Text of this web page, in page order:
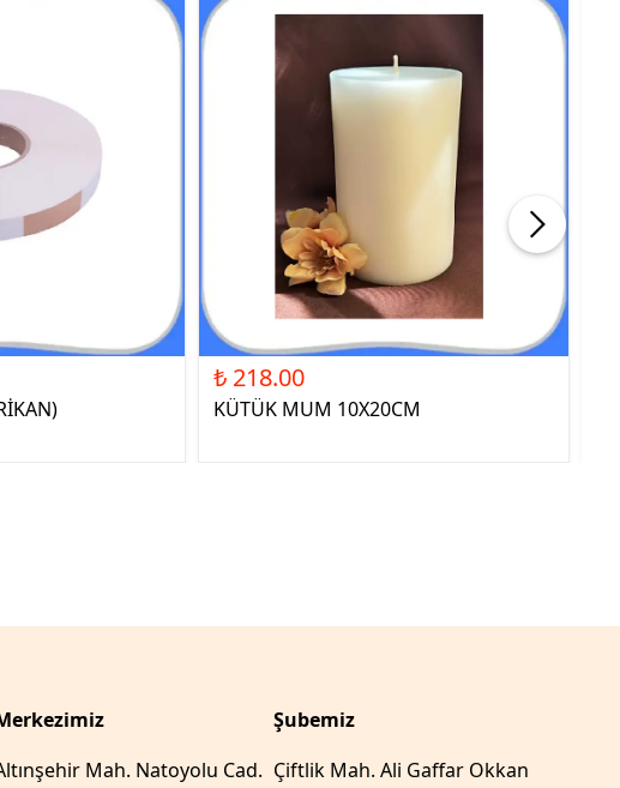
₺ 218.00
KÜTÜK MUM 10X20CM
Mah. Natoyolu Cad.
Şubemiz
Çiftlik Mah. Ali Gaffar Okkan